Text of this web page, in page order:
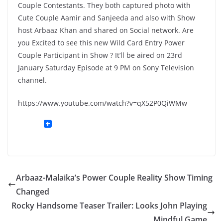
Couple Contestants. They both captured photo with
Cute Couple Aamir and Sanjeeda and also with Show
host Arbaaz Khan and shared on Social network. Are
you Excited to see this new Wild Card Entry Power
Couple Participant in Show ? It’ll be aired on 23rd
January Saturday Episode at 9 PM on Sony Television
channel.
https://www.youtube.com/watch?v=qX52P0QiWMw
Arbaaz-Malaika’s Power Couple Reality Show Timing
Changed
Rocky Handsome Teaser Trailer: Looks John Playing